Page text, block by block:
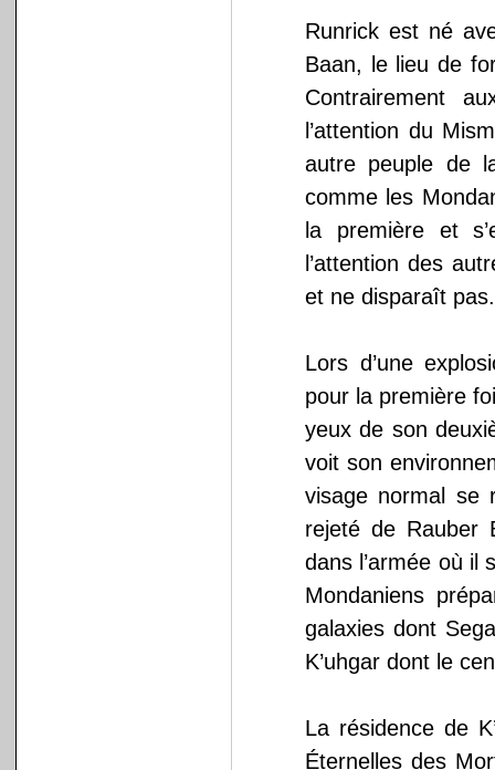
Runrick est né
Baan, le lieu de
Contrairement
l’attention du
autre peuple de
comme les
la première et
l’attention des
et ne disparaît pas.
Lors d’une
pour la première
yeux de son
voit son
visage normal se
rejeté de Rauber
dans l’armée où il
Mondaniens
galaxies dont
K’uhgar dont le
La résidence de
Éternelles des